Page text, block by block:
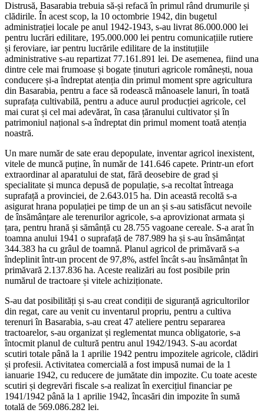
Distrusă, Basarabia trebuia să-și refacă în primul rând drumurile și
clădirile. În acest scop, la 10 octombrie 1942, din bugetul
administrației locale pe anul 1942-1943, s-au livrat 86.000.000 lei
pentru lucrări edilitare, 195.000.000 lei pentru comunicațiile rutiere
și feroviare, iar pentru lucrările edilitare de la instituțiile
administrative s-au repartizat 77.161.891 lei. De asemenea, fiind una
dintre cele mai frumoase și bogate ținuturi agricole românești, noua
conducere și-a îndreptat atenția din primul moment spre agricultura
din Basarabia, pentru a face să rodească mânoasele lanuri, în toată
suprafața cultivabilă, pentru a aduce aurul producției agricole, cel
mai curat și cel mai adevărat, în casa țăranului cultivator și în
patrimoniul național s-a îndreptat din primul moment toată atenția
noastră.
Un mare număr de sate erau depopulate, inventar agricol inexistent,
vitele de muncă puține, în număr de 141.646 capete. Printr-un efort
extraordinar al aparatului de stat, fără deosebire de grad și
specialitate și munca depusă de populație, s-a recoltat întreaga
suprafață a provinciei, de 2.643.015 ha. Din această recoltă s-a
asigurat hrana populației pe timp de un an și s-au satisfăcut nevoile
de însămânțare ale terenurilor agricole, s-a aprovizionat armata și
țara, pentru hrană și sămânță cu 28.755 vagoane cereale. S-a arat în
toamna anului 1941 o suprafață de 787.989 ha și s-au însămânțat
344.383 ha cu grâul de toamnă. Planul agricol de primăvară s-a
îndeplinit într-un procent de 97,8%, astfel încât s-au însămânțat în
primăvară 2.137.836 ha. Aceste realizări au fost posibile prin
numărul de tractoare și vitele achiziționate.
S-au dat posibilități și s-au creat condiții de siguranță agricultorilor
din regat, care au venit cu inventarul propriu, pentru a cultiva
terenuri în Basarabia, s-au creat 47 ateliere pentru separarea
tractoarelor, s-au organizat și reglementat munca obligatorie, s-a
întocmit planul de cultură pentru anul 1942/1943. S-au acordat
scutiri totale până la 1 aprilie 1942 pentru impozitele agricole, clădiri
și profesii. Activitatea comercială a fost impusă numai de la 1
ianuarie 1942, cu reducere de jumătate din impozite. Cu toate aceste
scutiri și degrevări fiscale s-a realizat în exercițiul financiar pe
1941/1942 până la 1 aprilie 1942, încasări din impozite în sumă
totală de 569.086.282 lei.